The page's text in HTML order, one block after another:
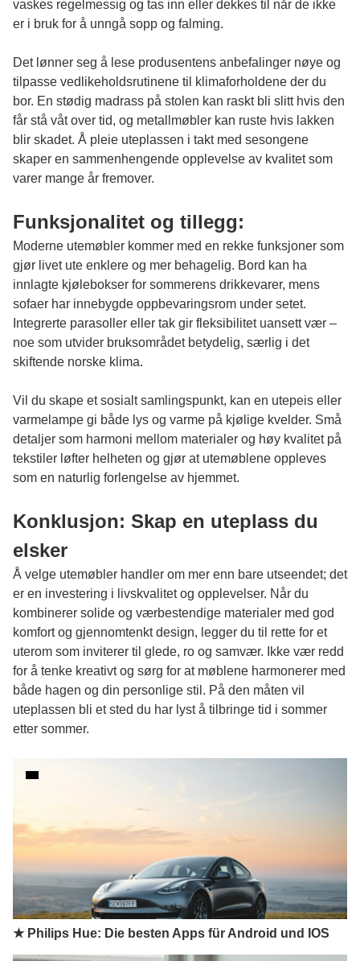
vaskes regelmessig og tas inn eller dekkes til når de ikke
er i bruk for å unngå sopp og falming.
Det lønner seg å lese produsentens anbefalinger nøye og
tilpasse vedlikeholdsrutinene til klimaforholdene der du
bor. En stødig madrass på stolen kan raskt bli slitt hvis den
får stå våt over tid, og metallmøbler kan ruste hvis lakken
blir skadet. Å pleie uteplassen i takt med sesongene
skaper en sammenhengende opplevelse av kvalitet som
varer mange år fremover.
Funksjonalitet og tillegg:
Moderne utemøbler kommer med en rekke funksjoner som
gjør livet ute enklere og mer behagelig. Bord kan ha
innlagte kjølebokser for sommerens drikkevarer, mens
sofaer har innebygde oppbevaringsrom under setet.
Integrerte parasoller eller tak gir fleksibilitet uansett vær –
noe som utvider bruksområdet betydelig, særlig i det
skiftende norske klima.
Vil du skape et sosialt samlingspunkt, kan en utepeis eller
varmelampe gi både lys og varme på kjølige kvelder. Små
detaljer som harmoni mellom materialer og høy kvalitet på
tekstiler løfter helheten og gjør at utemøblene oppleves
som en naturlig forlengelse av hjemmet.
Konklusjon: Skap en uteplass du
elsker
Å velge utemøbler handler om mer enn bare utseendet; det
er en investering i livskvalitet og opplevelser. Når du
kombinerer solide og værbestendige materialer med god
komfort og gjennomtenkt design, legger du til rette for et
uterom som inviterer til glede, ro og samvær. Ikke vær redd
for å tenke kreativt og sørg for at møblene harmonerer med
både hagen og din personlige stil. På den måten vil
uteplassen bli et sted du har lyst å tilbringe tid i sommer
etter sommer.
★ Philips Hue: Die besten Apps für Android und IOS